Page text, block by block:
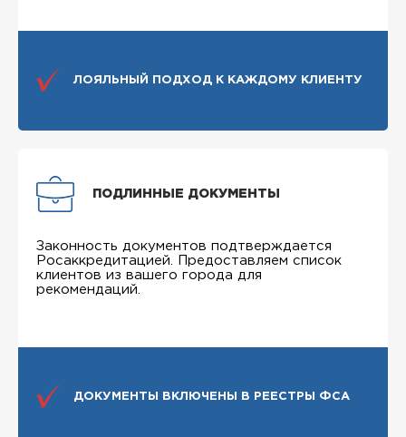
ЛОЯЛЬНЫЙ ПОДХОД К КАЖДОМУ КЛИЕНТУ
ПОДЛИННЫЕ ДОКУМЕНТЫ
Законность документов подтверждается
Росаккредитацией. Предоставляем список
клиентов из вашего города для
рекомендаций.
ДОКУМЕНТЫ ВКЛЮЧЕНЫ В РЕЕСТРЫ ФСА